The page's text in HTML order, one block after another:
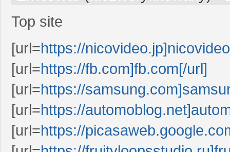
Top site
[url=https://
[url=https://fb.com]fb.com[/url]
[url=https://
[url=https://
[url=https://